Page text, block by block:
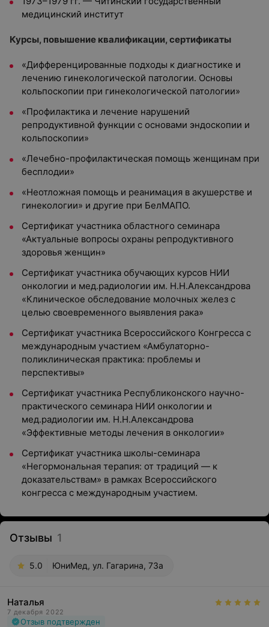
медицинский институт
Курсы, повышение квалификации, сертификаты
«Дифференцированные подходы к диагностике и
лечению гинекологической патологии. Основы
кольпоскопии при гинекологической патологии»
«Профилактика и лечение нарушений
репродуктивной функции с основами эндоскопии и
кольпоскопии»
«Лечебно-профилактическая помощь женщинам при
бесплодии»
«Неотложная помощь и реанимация в акушерстве и
гинекологии» и другие при БелМАПО.
Сертификат участника областного семинара
«Актуальные вопросы охраны репродуктивного
здоровья женщин»
Сертификат участника обучающих курсов НИИ
онкологии и мед.радиологии им. Н.Н.Александрова
«Клиническое обследование молочных желез с
целью своевременного выявления рака»
Сертификат участника Всероссийского Конгресса с
международным участием «Амбулаторно-
поликлиническая практика: проблемы и
перспективы»
Сертификат участника Республиконского научно-
практического семинара НИИ онкологии и
мед.радиологии им. Н.Н.Александрова
«Эффективные методы лечения в онкологии»
Сертификат участника школы-семинара
«Негормональная терапия: от традиций — к
доказательствам» в рамках Всероссийского
конгресса с международным участием.
Отзывы 1
5.0 ЮниМед, ул. Гагарина, 73а
Наталья
7 декабря 2022
Отзыв подтвержден